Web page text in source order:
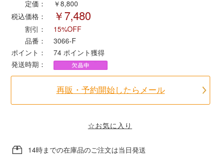
タカラトミー（プラレール）
ポポンデッタ
MODEMO(モデモ)
定価：
￥8,800
税込価格：
￥7,480
割引：
15%OFF
品番：
3066-F
ポイント：
74 ポイント獲得
発送時期：
再販・予約開始したらメール
☆お気に入り
14時までの在庫品のご注文は当日発送